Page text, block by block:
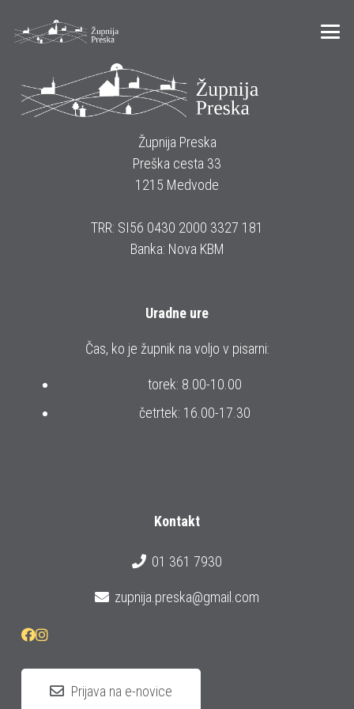
Župnija Preska
Preška cesta 33
1215 Medvode
TRR: SI56 0430 2000 3327 181
Banka: Nova KBM
Uradne ure
Čas, ko je župnik na voljo v pisarni:
torek: 8.00-10.00
četrtek: 16.00-17.30
Kontakt
01 361 7930
zupnija.preska@gmail.com
Prijava na e-novice